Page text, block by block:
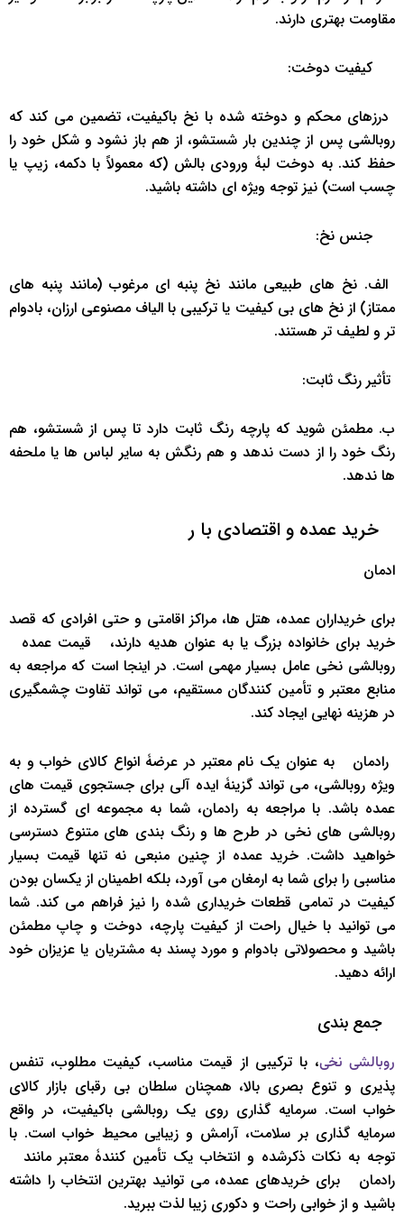
مقاومت بهتری دارند.
‌ ‌ ‌کیفیت دوخت: ‌
‌ درزهای محکم و دوخته ‌شده با نخ باکیفیت، تضمین می ‌کند که
روبالشی پس از چندین بار شستشو، از هم باز نشود و شکل خود را
حفظ کند. به دوخت لبۀ ورودی بالش (که معمولاً با دکمه، زیپ یا
چسب است) نیز توجه ویژه ‌ای داشته باشید.
‌ ‌ ‌جنس نخ: ‌
‌ الف. نخ ‌های طبیعی مانند نخ پنبه ‌ای مرغوب (مانند پنبه ‌های
ممتاز) از نخ ‌های بی ‌کیفیت یا ترکیبی با الیاف مصنوعی ارزان، بادوام
‌تر و لطیف ‌تر هستند. ‌
‌ ‌تأثیر رنگ ‌ثابت: ‌
ب. مطمئن شوید که پارچه رنگ ‌ثابت دارد تا پس از شستشو، هم
رنگ خود را از دست ندهد و هم رنگش به سایر لباس ‌ها یا ملحفه
‌ها ندهد.
‌ ‌ خرید عمده و اقتصادی با ر
ادمان
برای خریداران عمده، هتل ‌ها، مراکز اقامتی و حتی افرادی که قصد
خرید برای خانواده بزرگ یا به عنوان هدیه دارند، ‌ ‌قیمت عمده ‌ ‌
روبالشی نخی عامل بسیار مهمی است. در اینجا است که مراجعه به
منابع معتبر و تأمین ‌کنندگان مستقیم، می ‌تواند تفاوت چشمگیری
در هزینه نهایی ایجاد کند.
‌ ‌رادمان ‌ ‌ به عنوان یک نام معتبر در عرضۀ انواع کالای خواب و به
ویژه روبالشی، می ‌تواند گزینۀ ایده ‌آلی برای جستجوی قیمت ‌های
عمده باشد. با مراجعه به رادمان، شما به مجموعه ‌ای گسترده از
روبالشی ‌های نخی در طرح ‌ها و رنگ ‌بندی ‌های متنوع دسترسی
خواهید داشت. خرید عمده از چنین منبعی نه تنها قیمت بسیار
مناسبی را برای شما به ارمغان می ‌آورد، بلکه اطمینان از یکسان بودن
کیفیت در تمامی قطعات خریداری ‌شده را نیز فراهم می ‌کند. شما
می ‌توانید با خیال راحت از کیفیت پارچه، دوخت و چاپ مطمئن
باشید و محصولاتی بادوام و مورد پسند به مشتریان یا عزیزان خود
ارائه دهید.
‌ ‌ جمع ‌بندی
روبالشی نخی، با ترکیبی از قیمت مناسب، کیفیت مطلوب، تنفس
پذیری و تنوع بصری بالا، همچنان سلطان بی ‌رقبای بازار کالای
خواب است. سرمایه ‌گذاری روی یک روبالشی باکیفیت، در واقع
سرمایه ‌گذاری بر سلامت، آرامش و زیبایی محیط خواب است. با
توجه به نکات ذکرشده و انتخاب یک تأمین ‌کنندۀ معتبر مانند ‌
‌رادمان ‌ ‌ برای خریدهای عمده، می ‌توانید بهترین انتخاب را داشته
باشید و از خوابی راحت و دکوری زیبا لذت ببرید.